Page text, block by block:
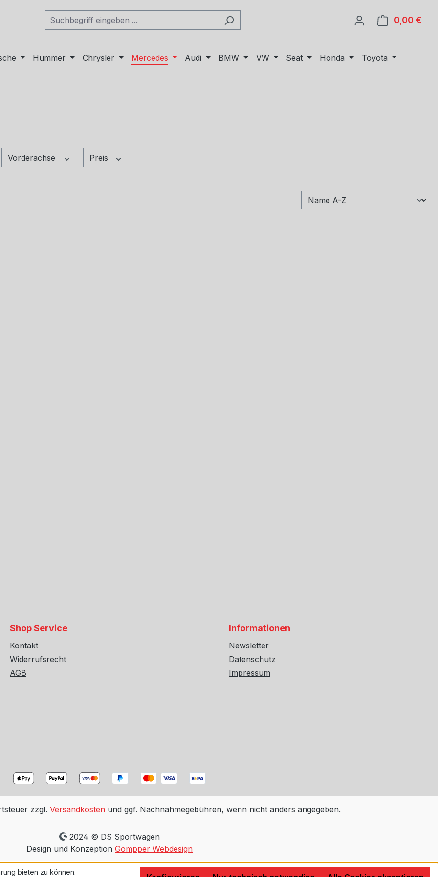
0,00 €
Hummer Chrysler Mercedes Audi BMW VW Seat Honda Toyota
Vorderachse Preis
Shop Service
Kontakt
Widerrufsrecht
AGB
Informationen
Newsletter
Datenschutz
Impressum
zzgl. Versandkosten und ggf. Nachnahmegebühren, wenn nicht anders angegeben.
2024 © DS Sportwagen
Design und Konzeption Gompper Webdesign
bieten zu können.